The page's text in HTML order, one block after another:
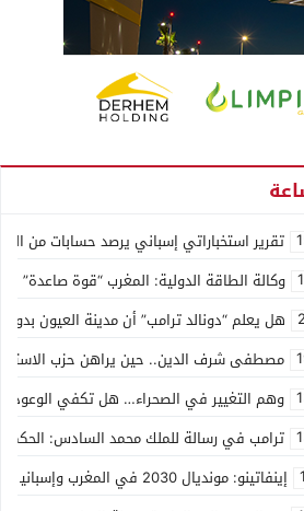
تقرير استخباراتي إسباني يرصد حسابات من الجزائر وأرقاما بـ”213+” ضمن حملة رقمية
وكالة الطاقة الدولية: المغرب “قوة صاعدة”
هل يعلم “دونالد ترامب” أن مدينة العيون بدون
مصطفى شرف الدين.. حين يراهن حزب
وهم التغيير في الصحراء… هل تكفي الوعود
ترامب في رسالة للملك محمد السادس: الحكم
إينفاتينو: مونديال 2030 في المغرب وإسبانيا والبرتغال سيكون “الأجمل في التاريخ”